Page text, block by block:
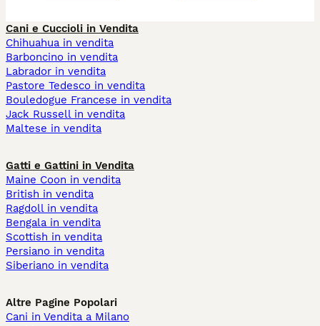
Cani e Cuccioli in Vendita
Chihuahua in vendita
Barboncino in vendita
Labrador in vendita
Pastore Tedesco in vendita
Bouledogue Francese in vendita
Jack Russell in vendita
Maltese in vendita
Gatti e Gattini in Vendita
Maine Coon in vendita
British in vendita
Ragdoll in vendita
Bengala in vendita
Scottish in vendita
Persiano in vendita
Siberiano in vendita
Altre Pagine Popolari
Cani in Vendita a Milano